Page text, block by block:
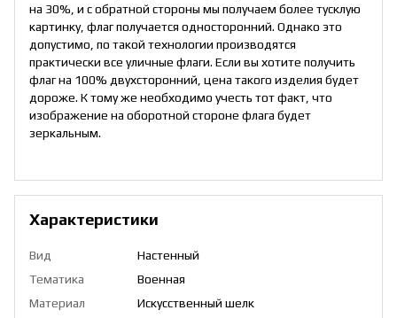
на 30%, и с обратной стороны мы получаем более тусклую
картинку, флаг получается односторонний. Однако это
допустимо, по такой технологии производятся
практически все уличные флаги. Если вы хотите получить
флаг на 100% двухсторонний, цена такого изделия будет
дороже. К тому же необходимо учесть тот факт, что
изображение на оборотной стороне флага будет
зеркальным.
Характеристики
Вид
Настенный
Тематика
Военная
Материал
Искусственный шелк